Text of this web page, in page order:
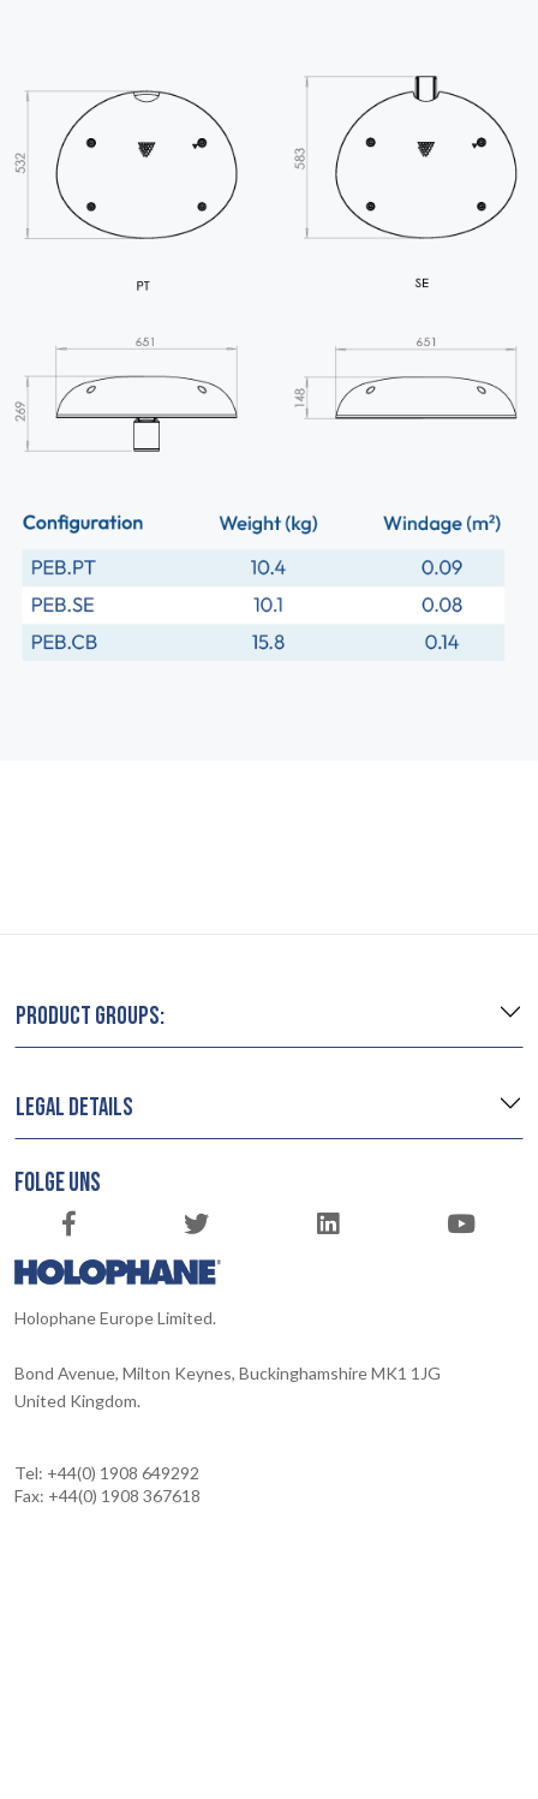
PRODUCT GROUPS:
LEGAL DETAILS
FOLGE UNS
Holophane Europe Limited.
Bond Avenue, Milton Keynes, Buckinghamshire MK1 1JG
United Kingdom.
Tel: +44(0) 1908 649292
Fax: +44(0) 1908 367618